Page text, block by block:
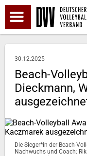
30.12.2025
Beach-
Dieckmann,
Die Sieger*in der Beach-
Nachwuchs und Coach: